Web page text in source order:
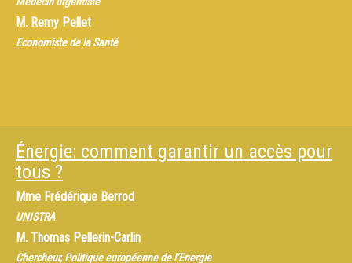
M. Remy Pellet
Economiste de la Santé
Énergie: comment garantir un accès pour
tous ?
Mme Frédérique Berrod
UNISTRA
M. Thomas Pellerin-Carlin
Chercheur, Politique européenne de l’Energie